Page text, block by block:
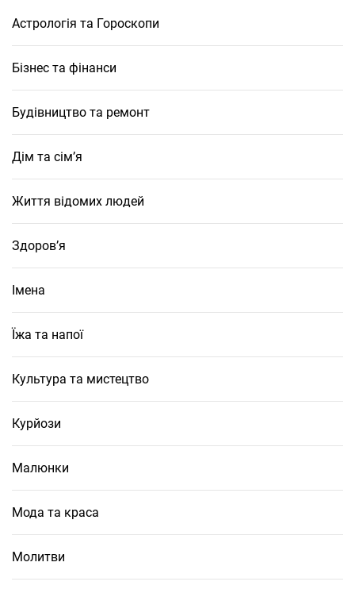
Астрологія та Гороскопи
Бізнес та фінанси
Будівництво та ремонт
Дім та сім’я
Життя відомих людей
Здоров’я
Імена
Їжа та напої
Культура та мистецтво
Курйози
Малюнки
Мода та краса
Молитви